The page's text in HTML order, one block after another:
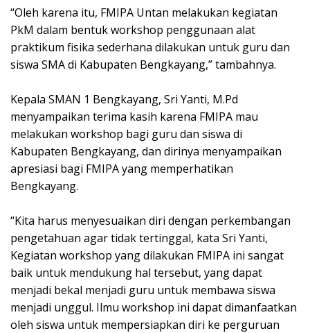
“Oleh karena itu, FMIPA Untan melakukan kegiatan
PkM dalam bentuk workshop penggunaan alat
praktikum fisika sederhana dilakukan untuk guru dan
siswa SMA di Kabupaten Bengkayang,” tambahnya.
Kepala SMAN 1 Bengkayang, Sri Yanti, M.Pd
menyampaikan terima kasih karena FMIPA mau
melakukan workshop bagi guru dan siswa di
Kabupaten Bengkayang, dan dirinya menyampaikan
apresiasi bagi FMIPA yang memperhatikan
Bengkayang.
“Kita harus menyesuaikan diri dengan perkembangan
pengetahuan agar tidak tertinggal, kata Sri Yanti,
Kegiatan workshop yang dilakukan FMIPA ini sangat
baik untuk mendukung hal tersebut, yang dapat
menjadi bekal menjadi guru untuk membawa siswa
menjadi unggul. Ilmu workshop ini dapat dimanfaatkan
oleh siswa untuk mempersiapkan diri ke perguruan